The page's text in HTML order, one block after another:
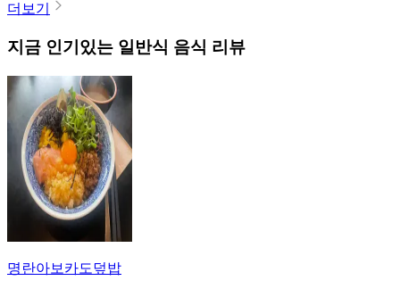
더보기
지금 인기있는 일반식 음식 리뷰
명란아보카도덮밥